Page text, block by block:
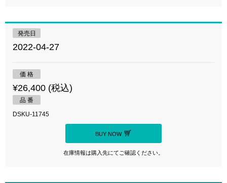
発売日
2022-04-27
価 格
¥26,400 (税込)
品 番
DSKU-11745
BUY NOW
在庫情報は購入先にてご確認ください。